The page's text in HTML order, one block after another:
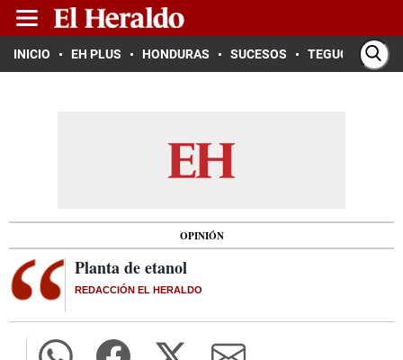
INICIO EH PLUS HONDURAS SUCESOS TEGUCIGALPA
OPINIÓN
Planta de etanol
REDACCIÓN EL HERALDO